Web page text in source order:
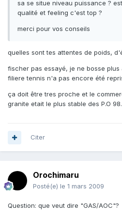
sa se situe niveau puissance ?
qualité et feeling c'est top ?
merci pour vos conseils
quelles sont tes attentes de poids,
fischer pas essayé, je ne bosse
filiere tennis n'a pas encore été
ça doit être tres proche et le
granite etait le plus stable des P.O 98.
Citer
Orochimaru
Posté(e) le 1 mars 2009
Question: que veut dire "GAS/AOC"?